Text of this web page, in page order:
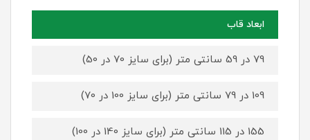
ابعاد قاب
79 در 59 سانتی متر (برای سایز 70 در 50)
109 در 79 سانتی متر (برای سایز 100 در 70)
155 در 115 سانتی متر (برای سایز 140 در 100)